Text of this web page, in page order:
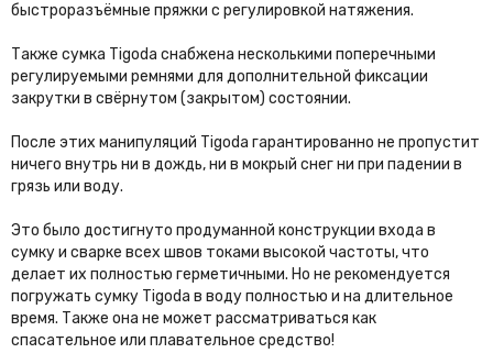
быстроразъёмные пряжки с регулировкой натяжения.
Также сумка Tigoda снабжена несколькими поперечными
регулируемыми ремнями для дополнительной фиксации
закрутки в свёрнутом (закрытом) состоянии.
После этих манипуляций Tigoda гарантированно не пропустит
ничего внутрь ни в дождь, ни в мокрый снег ни при падении в
грязь или воду.
Это было достигнуто продуманной конструкции входа в
сумку и сварке всех швов токами высокой частоты, что
делает их полностью герметичными. Но не рекомендуется
погружать сумку Tigoda в воду полностью и на длительное
время. Также она не может рассматриваться как
спасательное или плавательное средство!